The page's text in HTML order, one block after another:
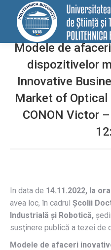
conținut
Modele de
dispozitivelor
Innovative
Market of
CONON Victor
In data de 14.11.2022, la
avea loc, în cadrul Școlii
Industrială și Robotică,
susţinere publică a tezei de
Modele de afaceri